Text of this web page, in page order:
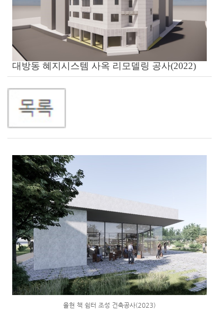
대방동 혜지시스템 사옥 리모델링 공사(2022)
율현 책 쉼터 조성 건축공사(2023)